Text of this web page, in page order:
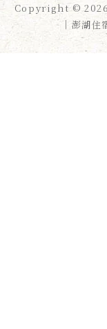
Copyright © 2026
｜澎湖